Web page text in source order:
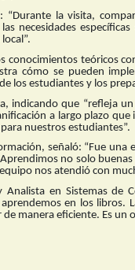
la visita,
necesidades
conocimientos teóricos
cómo se pueden
los estudiantes y los
indicando que “refleja
a largo plazo
nuestros estudiantes”.
señaló: “Fue
no solo
nos atendió con
en Sistemas de
en los libros.
manera eficiente. Es un